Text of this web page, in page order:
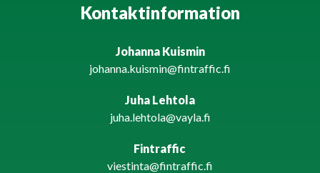
Kontaktinformation
Johanna Kuismin
johanna.kuismin@fintraffic.fi
Juha Lehtola
juha.lehtola@vayla.fi
Fintraffic
viestinta@fintraffic.fi